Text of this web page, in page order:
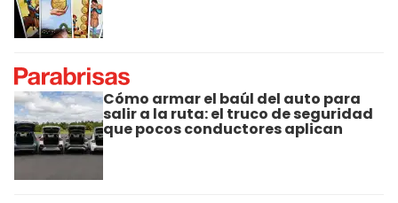
Cómo armar el baúl del auto para
salir a la ruta: el truco de seguridad
que pocos conductores aplican